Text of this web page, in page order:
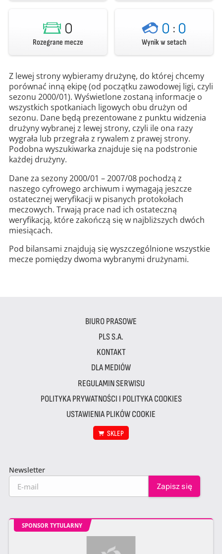
0
Rozegrane mecze
0 : 0
Wynik w setach
Z lewej strony wybieramy drużynę, do której chcemy
porównać inną ekipę (od początku zawodowej ligi, czyli
sezonu 2000/01). Wyświetlone zostaną informacje o
wszystkich spotkaniach ligowych obu drużyn od
sezonu. Dane będą prezentowane z punktu widzenia
drużyny wybranej z lewej strony, czyli ile ona razy
wygrała lub przegrała z rywalem z prawej strony.
Podobna wyszukiwarka znajduje się na podstronie
każdej drużyny.
Dane za sezony 2000/01 – 2007/08 pochodzą z
naszego cyfrowego archiwum i wymagają jeszcze
ostatecznej weryfikacji w pisanych protokołach
meczowych. Trwają prace nad ich ostateczną
weryfikacją, które zakończą się w najbliższych dwóch
miesiącach.
Pod bilansami znajdują się wyszczególnione wszystkie
mecze pomiędzy dwoma wybranymi drużynami.
BIURO PRASOWE
PLS S.A.
KONTAKT
DLA MEDIÓW
REGULAMIN SERWISU
POLITYKA PRYWATNOŚCI I POLITYKA COOKIES
USTAWIENIA PLIKÓW COOKIE
SKLEP
Newsletter
SPONSOR TYTULARNY